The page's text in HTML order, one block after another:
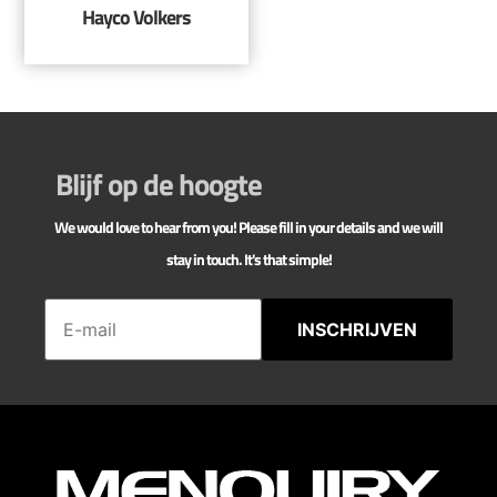
Hayco Volkers
Blijf op de hoogte
We would love to hear from you! Please fill in your details and we will
stay in touch. It's that simple!
INSCHRIJVEN